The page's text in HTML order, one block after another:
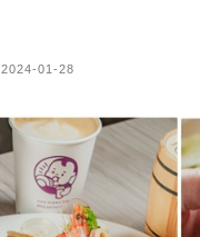
2024-01-28